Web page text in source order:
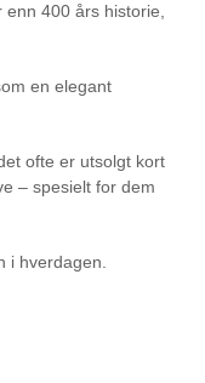
400 års historie,
en elegant
ofte er utsolgt kort
– spesielt for dem
i hverdagen.